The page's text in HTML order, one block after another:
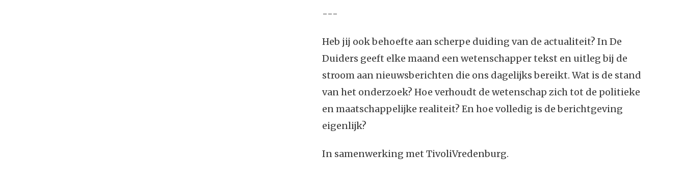
---
Heb jij ook behoefte aan scherpe duiding van de actualiteit? In De
Duiders geeft elke maand een wetenschapper tekst en uitleg bij de
stroom aan nieuwsberichten die ons dagelijks bereikt. Wat is de stand
van het onderzoek? Hoe verhoudt de wetenschap zich tot de politieke
en maatschappelijke realiteit? En hoe volledig is de berichtgeving
eigenlijk?
In samenwerking met TivoliVredenburg.